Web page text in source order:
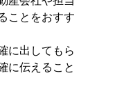
ことをおすす
に出してもら
に伝えること